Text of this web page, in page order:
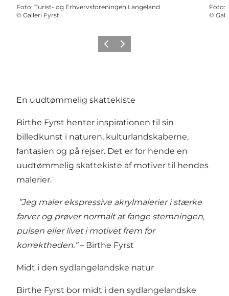
Foto: Turist- og Erhvervsforeningen Langeland
© Galleri Fyrst
Foto:
©
ForrigeNæste
En uudtømmelig skattekiste
Birthe Fyrst henter inspirationen til sin
billedkunst i naturen, kulturlandskaberne,
fantasien og på rejser. Det er for hende en
uudtømmelig skattekiste af motiver til hendes
malerier.
”Jeg maler ekspressive akrylmalerier i stærke
farver og prøver normalt at fange stemningen,
pulsen eller livet i motivet frem for
korrektheden.”– Birthe Fyrst
Midt i den sydlangelandske natur
Birthe Fyrst bor midt i den sydlangelandske